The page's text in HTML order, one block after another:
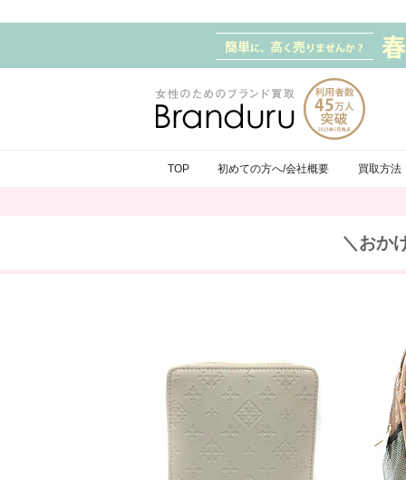
TOP 初めての方へ/会社概要 買取方法
＼おか